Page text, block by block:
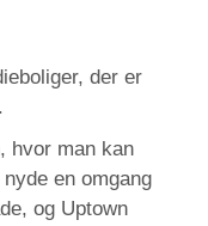
der er
hvor man kan
en omgang
og Uptown